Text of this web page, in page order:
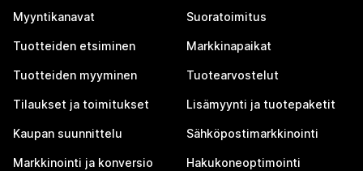
Myyntikanavat
Tuotteiden etsiminen
Tuotteiden myyminen
Tilaukset ja toimitukset
Kaupan suunnittelu
Markkinointi ja konversio
Suoratoimitus
Markkinapaikat
Tuotearvostelut
Lisämyynti ja tuotepaketit
Sähköpostimarkkinointi
Hakukoneoptimointi